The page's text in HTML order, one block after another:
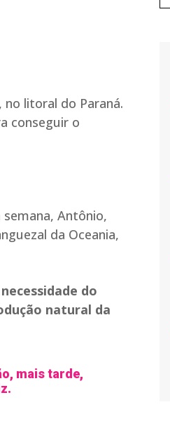
no litoral do Paraná.
conseguir o
Antônio,
da Oceania,
do
natural da
mais tarde,